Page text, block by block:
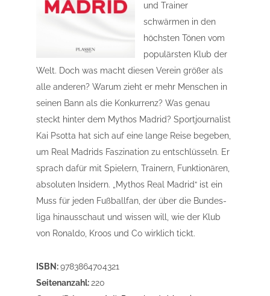
und Trainer
schwärmen in den
höchsten Tönen vom
populärsten Klub der
Welt. Doch was macht diesen Verein größer als
alle anderen? Warum zieht er mehr Menschen in
seinen Bann als die Konkurrenz? Was genau
steckt hinter dem Mythos Madrid? Sportjournalist
Kai Psotta hat sich auf eine lange Reise begeben,
um Real Madrids Faszination zu entschlüsseln. Er
sprach dafür mit Spielern, Trainern, Funktionären,
absoluten Insidern. „Mythos Real Madrid“ ist ein
Muss für jeden Fußballfan, der über die Bundes­
liga hinausschaut und wissen will, wie der Klub
von Ronaldo, Kroos und Co wirklich tickt.
ISBN:9783864704321
Seitenanzahl: 220